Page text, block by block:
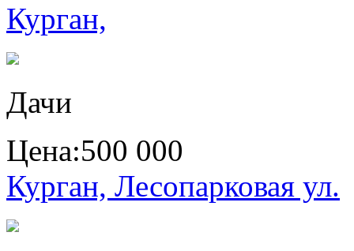
Курган,
Дачи
Цена:500 000
Курган, Лесопарковая ул.